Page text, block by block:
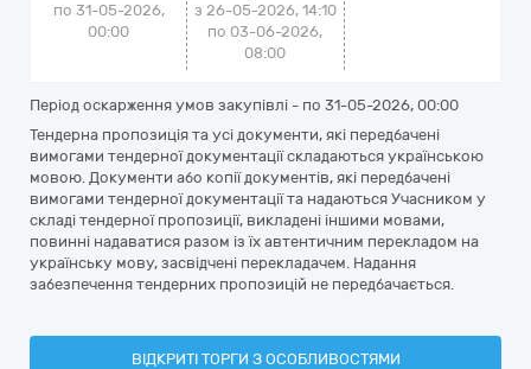
по 31-05-2026,
00:00
з 26-05-2026, 14:10
по 03-06-2026,
08:00
Період оскарження умов закупівлі - по 31-05-2026, 00:00
Тендерна пропозиція та усі документи, які передбачені
вимогами тендерної документації складаються українською
мовою. Документи або копії документів, які передбачені
вимогами тендерної документації та надаються Учасником у
складі тендерної пропозиції, викладені іншими мовами,
повинні надаватися разом із їх автентичним перекладом на
українську мову, засвідчені перекладачем. Надання
забезпечення тендерних пропозицій не передбачається.
ВІДКРИТІ ТОРГИ З ОСОБЛИВОСТЯМИ